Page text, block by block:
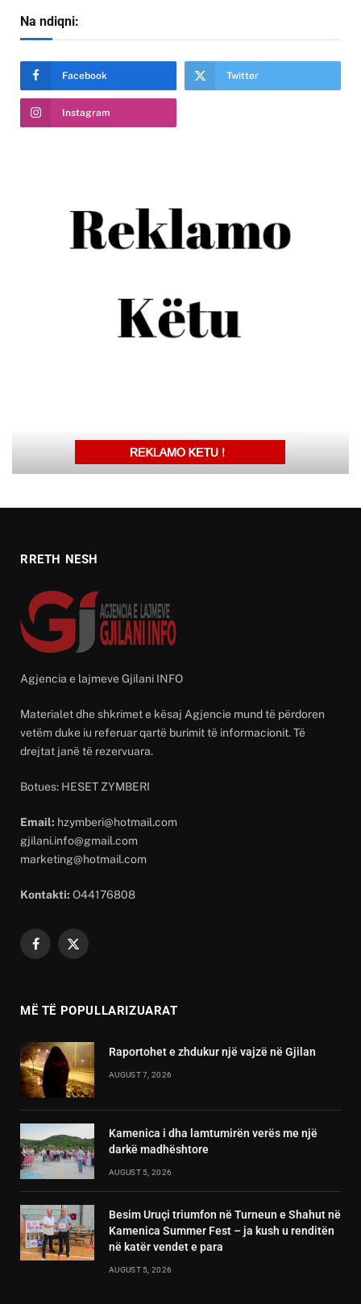
Na ndiqni:
Facebook Twitter
Instagram
RRETH NESH
Agjencia e lajmeve Gjilani INFO
Materialet dhe shkrimet e kësaj Agjencie mund të përdoren
vetëm duke iu referuar qartë burimit të informacionit. Të
drejtat janë të rezervuara.
Botues: HESET ZYMBERI
Email: hzymberi@hotmail.com
gjilani.info@gmail.com
marketing@hotmail.com
Kontakti: O44176808
Facebook
X
MË TË POPULLARIZUARAT
Raportohet e zhdukur një vajzë në Gjilan
AUGUST 7, 2026
Kamenica i dha lamtumirën verës me një
darkë madhështore
AUGUST 5, 2026
Besim Uruçi triumfon në Turneun e Shahut në
Kamenica Summer Fest – ja kush u renditën
në katër vendet e para
AUGUST 5, 2026